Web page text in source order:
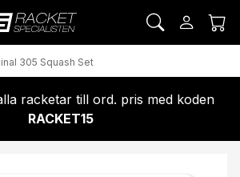
305 Squash Set
racketar till ord. pris med koden
RACKET15